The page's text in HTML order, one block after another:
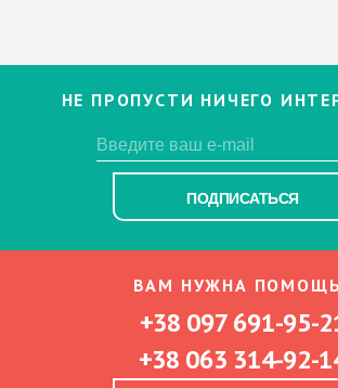
НЕ ПРОПУСТИ НИЧЕГО
ПОДПИСАТЬСЯ
ВАМ НУЖНА
+38 097 691-95-
+38 063 314-92-